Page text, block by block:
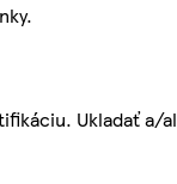
Ukladať